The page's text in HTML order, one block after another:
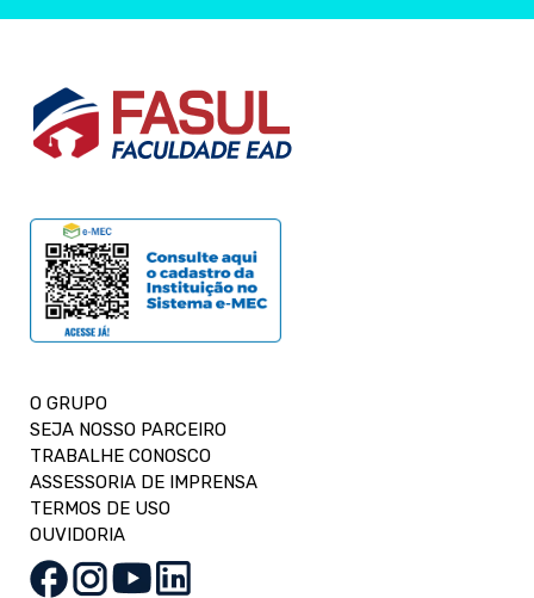
O GRUPO
SEJA NOSSO PARCEIRO
TRABALHE CONOSCO
ASSESSORIA DE IMPRENSA
TERMOS DE USO
OUVIDORIA